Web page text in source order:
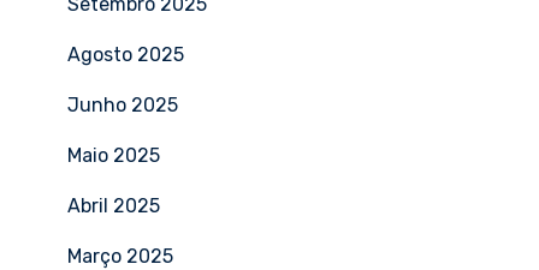
Tp-link
Ubiquiti Unifi
WatchGuard
Xirrus
ZyXEL
Setembro 2025
Agosto 2025
Junho 2025
Maio 2025
Abril 2025
Março 2025